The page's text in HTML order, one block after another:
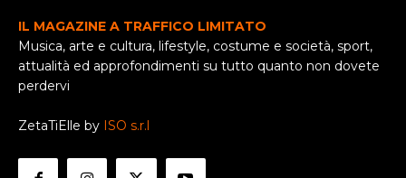
IL MAGAZINE A TRAFFICO LIMITATO
Musica, arte e cultura, lifestyle, costume e società, sport,
attualità ed approfondimenti su tutto quanto non dovete
perdervi
ZetaTiElle by ISO s.r.l